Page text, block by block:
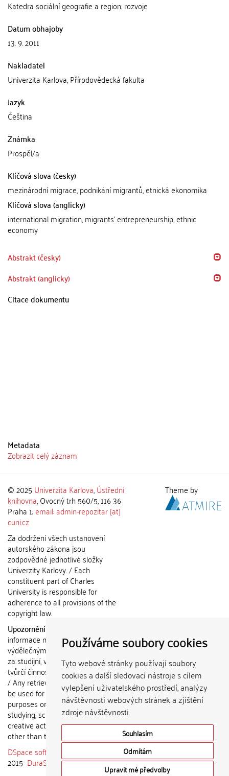
Používáme soubory cookies
Tyto webové stránky používají soubory
cookies a další sledovací nástroje s cílem
vylepšení uživatelského prostředí, analýzy
návštěvnosti webových stránek a zjištění
zdroje návštěvnosti.
Souhlasím
Odmítám
Upravit mé předvolby
Katedra sociální geografie a region. rozvoje
Datum obhajoby
13. 9. 2011
Nakladatel
Univerzita Karlova, Přírodovědecká fakulta
Jazyk
Čeština
Známka
Prospěl/a
Klíčová slova (česky)
mezinárodní migrace, podnikání migrantů, etnická ekonomika
Klíčová slova (anglicky)
international migration, migrants' entrepreneurship, ethnic
economy
Abstrakt (česky)
Abstrakt (anglicky)
Citace dokumentu
Metadata
Zobrazit celý záznam
© 2025 Univerzita Karlova,Ústřední
knihovna, Ovocný trh 560/5, 116 36
Praha 1;email: admin-repozitar [at]
cuni.cz
Za dodržení všech ustanovení
autorského zákona jsou
zodpovědné jednotlivé složky
Univerzity Karlovy. / Each
constituent part of Charles
University is responsible for
adherence to all provisions of the
copyright law.
Upozornění / Notice:
informace nemohou být použity k
výdělečným účelům nebo vydávány
za studijní, vědeckou nebo jinou
tvůrčí činnost jiné osoby než autora.
/ Any retrieved information shall not
be used for any commercial
purposes or claimed as results of
studying, scientific or any other
creative activities of any person
other than the author.
DSpace software
copyright © 2002-
2015 DuraSpace
Theme by